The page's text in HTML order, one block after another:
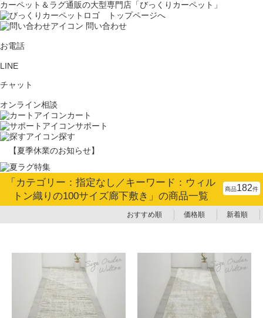
カーペット＆ラグ通販の大型専門店「びっくりカーペット」
問い合わせ
お電話
LINE
チャット
オンライン相談
カート
サポート
探す
【夏季休業のお知らせ】
「カテゴリー：指定なし／キーワード：ウィル
トン織りの100サイズ廊下敷き」の商品一覧
商品182件
おすすめ順 価格順 新着順